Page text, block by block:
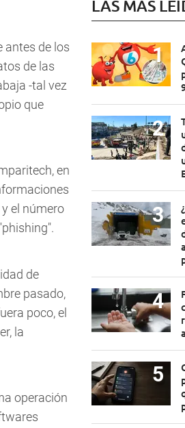
antes de los
de las
-tal vez
que
en
el número
de
pasado,
poco, el
la
operación
LAS MÁS